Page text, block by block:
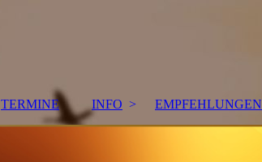
TERMINE INFO EMPFEHLUNGEN